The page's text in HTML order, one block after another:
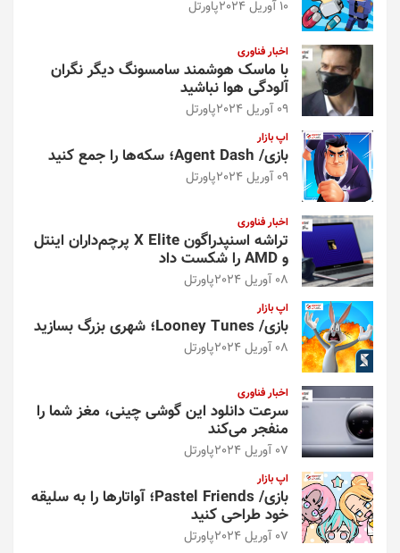
10 آوریل 2024 پاورتل
اخبار فناوری
با ماسک هوشمند سامسونگ دیگر نگران
آلودگی هوا نباشید
09 آوریل 2024 پاورتل
اپ بازار
بازی/ Agent Dash؛ سکه‌ها را جمع کنید
09 آوریل 2024 پاورتل
اخبار فناوری
تراشه اسنپدراگون X Elite پرچم‌داران اینتل
و AMD را شکست داد
08 آوریل 2024 پاورتل
اپ بازار
بازی/ Looney Tunes؛ شهری بزرگ بسازید
08 آوریل 2024 پاورتل
اخبار فناوری
سرعت دانلود این گوشی چینی، مغز شما را
منفجر می‌کند
07 آوریل 2024 پاورتل
اپ بازار
بازی/ Pastel Friends؛ آواتارها را به سلیقه
خود طراحی کنید
07 آوریل 2024 پاورتل